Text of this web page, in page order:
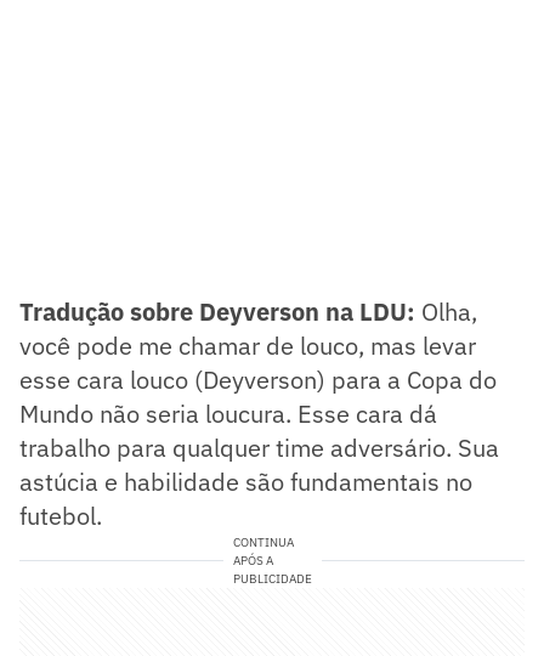
Tradução sobre Deyverson na LDU: Olha,
você pode me chamar de louco, mas levar
esse cara louco (Deyverson) para a Copa do
Mundo não seria loucura. Esse cara dá
trabalho para qualquer time adversário. Sua
astúcia e habilidade são fundamentais no
futebol.
CONTINUA
APÓS A
PUBLICIDADE